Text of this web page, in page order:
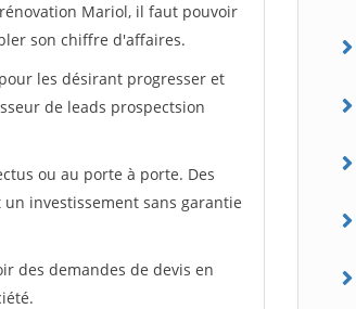
Mariol, il faut pouvoir
son chiffre d'affaires.
les désirant progresser et
de leads prospectsion
ou au porte à porte. Des
investissement sans garantie
des demandes de devis en